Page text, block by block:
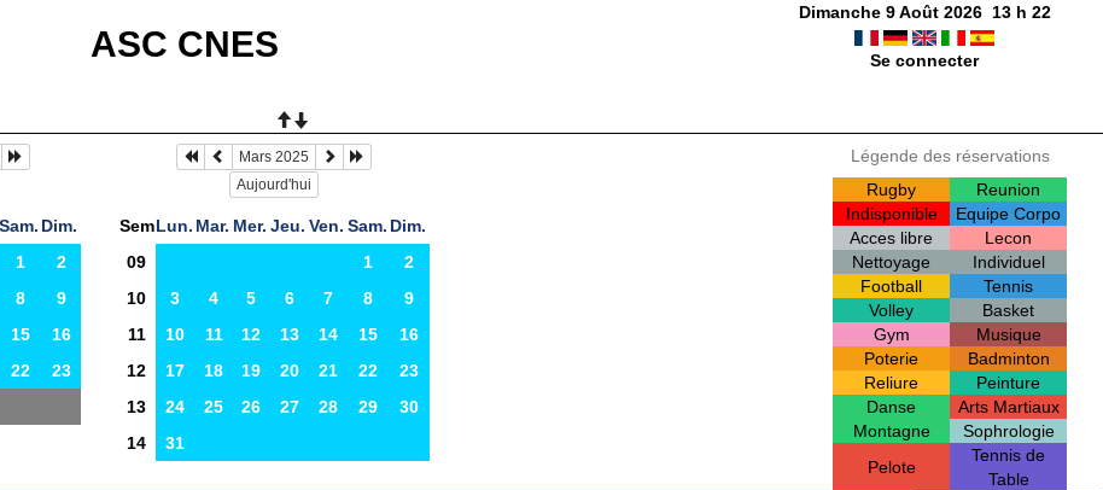
ASC CNES
Dimanche 9 Août 2026 13h 22
Se connecter
Sam. Dim.
1
2
8
9
15
16
22
23
Mars 2025
Aujourd'hui
SemLun. Mar. Mer. Jeu. Ven. Sam. Dim.
09
1
2
10
3 4 5 6 7 8
9
11
10 11 12 13 14 15
16
12
17 18 19 20 21 22
23
13
24 25 26 27 28 29
30
14
31
Légende des réservations
Rugby
Reunion
Indisponible
Equipe Corpo
Acces libre
Lecon
Nettoyage
Individuel
Football
Tennis
Volley
Basket
Gym
Musique
Poterie
Badminton
Reliure
Peinture
Danse
Arts Martiaux
Montagne
Sophrologie
Pelote
Tennis de
Table